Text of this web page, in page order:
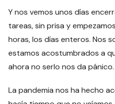
Y nos vemos unos días
tareas, sin prisa y
horas, los días enteros. Nos
estamos acostumbrados a
ahora no serlo nos da pánico.
La pandemia nos ha hecho